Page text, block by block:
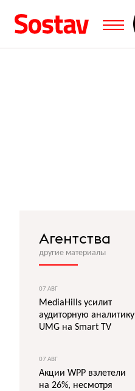
Агентства
другие материалы
07 АВГ
MediaHills усилит
аудиторную аналитику
UMG на Smart TV
07 АВГ
Акции WPP взлетели
на 26%, несмотря